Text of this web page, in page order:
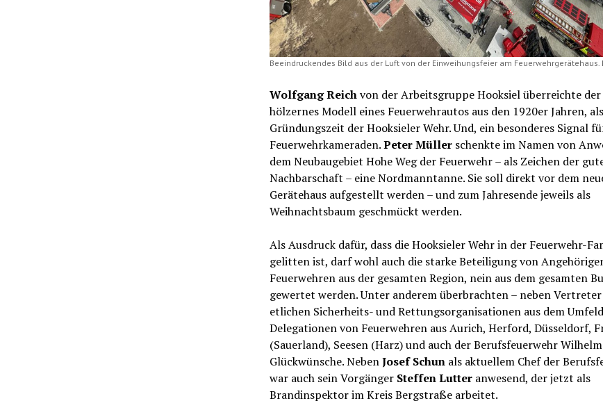
Beeindruckendes Bild aus der Luft von der Einweihungsfeier am Feuerwehrgerätehaus.
Wolfgang Reichvon der Arbeitsgruppe Hooksiel überreichte der
hölzernes Modell eines Feuerwehrautos aus den 1920er Jahren,
Gründungszeit der Hooksieler Wehr. Und, ein besonderes Signal
Feuerwehrkameraden.Peter Müller schenkte im Namen von
dem Neubaugebiet Hohe Weg der Feuerwehr – als Zeichen der
Nachbarschaft – eine Nordmanntanne. Sie soll direkt vor dem
Gerätehaus aufgestellt werden – und zum Jahresende jeweils als
Weihnachtsbaum geschmückt werden.
Als Ausdruck dafür, dass die Hooksieler Wehr in der Feuerwehr-
gelitten ist, darf wohl auch die starke Beteiligung von
Feuerwehren aus der gesamten Region, nein aus dem gesamten
gewertet werden. Unter anderem überbrachten – neben
etlichen Sicherheits- und Rettungsorganisationen aus dem
Delegationen von Feuerwehren aus Aurich, Herford, Düsseldorf,
(Sauerland), Seesen (Harz) und auch der Berufsfeuerwehr
Glückwünsche. NebenJosef Schunals aktuellem Chef der
war auch sein Vorgänger Steffen Lutteranwesend, der jetzt als
Brandinspektor im Kreis Bergstraße arbeitet.